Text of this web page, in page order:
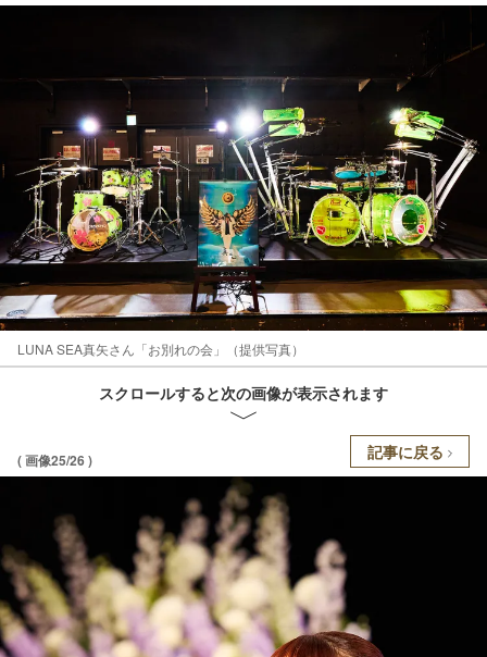
LUNA SEA真矢さん「お別れの会」（提供写真）
スクロールすると次の画像が表示されます
( 画像25/26 ) 記事に戻る